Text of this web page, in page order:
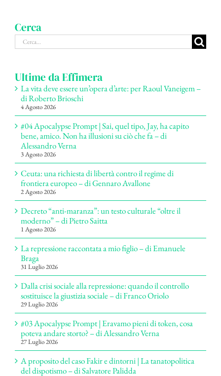
Cerca
Cerca
per:
Ultime da Effimera
La vita deve essere un’opera d’arte: per Raoul Vaneigem –
di Roberto Brioschi
4 Agosto 2026
#04 Apocalypse Prompt | Sai, quel tipo, Jay, ha capito
bene, amico. Non ha illusioni su ciò che fa – di
Alessandro Verna
3 Agosto 2026
Ceuta: una richiesta di libertà contro il regime di
frontiera europeo – di Gennaro Avallone
2 Agosto 2026
Decreto “anti-maranza”: un testo culturale “oltre il
moderno” – di Pietro Saitta
1 Agosto 2026
La repressione raccontata a mio figlio – di Emanuele
Braga
31 Luglio 2026
Dalla crisi sociale alla repressione: quando il controllo
sostituisce la giustizia sociale – di Franco Oriolo
29 Luglio 2026
#03 Apocalypse Prompt | Eravamo pieni di token, cosa
poteva andare storto? – di Alessandro Verna
27 Luglio 2026
A proposito del caso Fakir e dintorni | La tanatopolitica
del dispotismo – di Salvatore Palidda